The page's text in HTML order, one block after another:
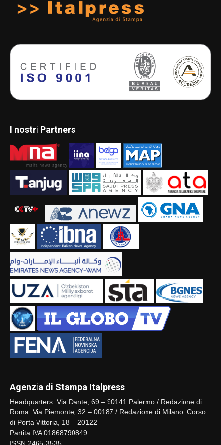
I nostri Partners
Agenzia di Stampa Italpress
Headquarters: Via Dante, 69 – 90141 Palermo / Redazione di
Roma: Via Piemonte, 32 – 00187 / Redazione di Milano: Corso
di Porta Vittoria, 18 – 20122
Partita IVA 01868790849
ISSN 2465-3535